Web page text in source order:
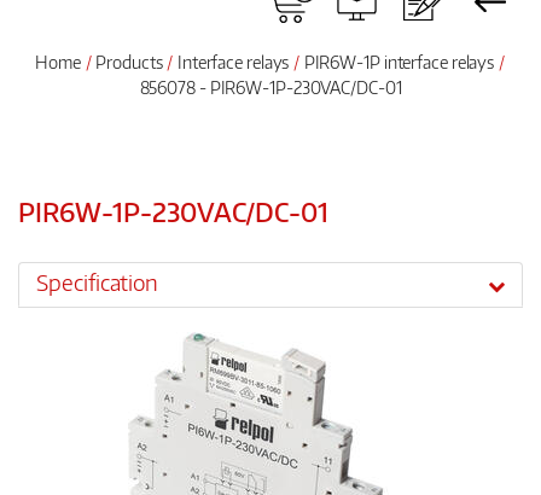
Home Products Interface relays
PIR6W-1P interface relays
856078 - PIR6W-1P-230VAC/DC-01
PIR6W-1P-230VAC/DC-01
Specification